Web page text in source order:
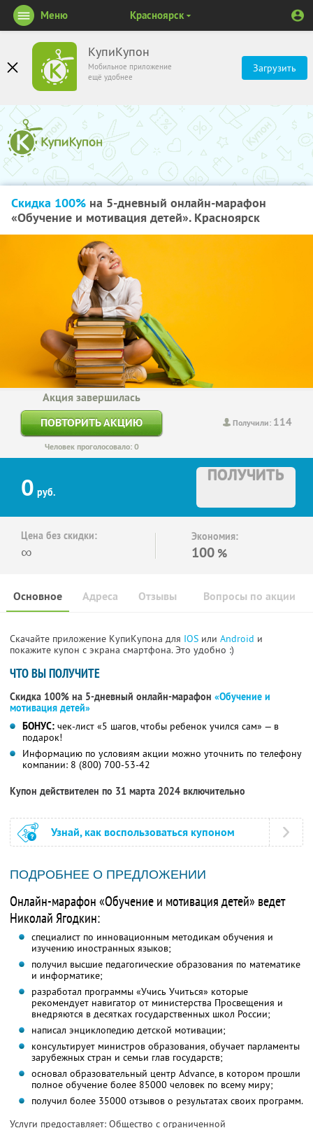
КупиКупон
Мобильное приложение
ещё удобнее
Загрузить
Меню Красноярск
Скидка 100% на 5-дневный онлайн-марафон
«Обучение и мотивация детей». Красноярск
Получили: 114
Акция завершилась
ПОВТОРИТЬ АКЦИЮ
Человек проголосовало: 0
0 руб.
ПОЛУЧИТЬ
Цена без скидки:
∞
Экономия:
100 %
Основное Отзывы Вопросы по акции
Адреса
Скачайте приложение КупиКупона для IOS или Android и
покажите купон с экрана смартфона. Это удобно :)
ЧТО ВЫ ПОЛУЧИТЕ
Скидка 100% на 5-дневный онлайн-марафон «Обучение и
мотивация детей»
БОНУС: чек-лист «5 шагов, чтобы ребенок учился сам» — в
подарок!
Информацию по условиям акции можно уточнить по телефону
компании: 8 (800) 700-53-42
Купон действителен по 31 марта 2024 включительно
Узнай, как воспользоваться купоном
ПОДРОБНЕЕ О ПРЕДЛОЖЕНИИ
Онлайн-марафон «Обучение и мотивация детей» ведет
Николай Ягодкин:
специалист по инновационным методикам обучения и
изучению иностранных языков;
получил высшие педагогические образования по математике
и информатике;
разработал программы «Учись Учиться» которые
рекомендует навигатор от министерства Просвещения и
внедряются в десятках государственных школ России;
написал энциклопедию детской мотивации;
консультирует министров образования, обучает парламенты
зарубежных стран и семьи глав государств;
основал образовательный центр Advance, в котором прошли
полное обучение более 85000 человек по всему миру;
получил более 35000 отзывов о результатах своих программ.
Услуги предоставляет: Общество с ограниченной